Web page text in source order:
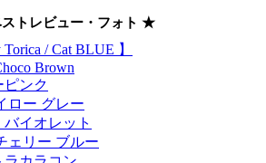
トレビュー・フォト ★